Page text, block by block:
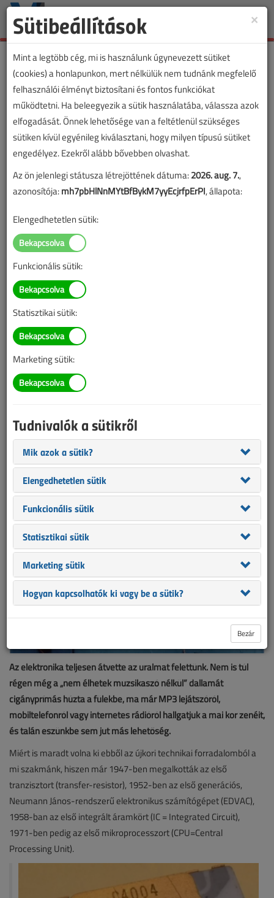
Toggle
Lapszám:
Vezérléstechnika
Mikroelektronika a
villamossági eszközökben I.
2014/5. lapszám| Porempovics József
Figylem! Ez a cikk 12 éve frissült utoljára. A benne szereplő
információk mára aktualitásukat veszíthették, valamint a tartalom
helyenként hiányos lehet (képek, táblázatok stb.).
Az elektronika teljesen átvette az uralmat felettünk. Nem is túl
régen még a „nem élhetek muzsikaszó nélkül” dallamát
cigányprímás húzta a fülekbe, ma már MP3 lejátszóról,
mobiltelefonról vagy internetes rádióról hallgatjuk a mai kor zenéit,
és talán eszünkbe sem jut más lehetőség.
Miért is maradt volna ki ebből az újkori technikai forradalomból a
mi szakmánk, hiszen már 1947-ben megalkották az első
tranzisztort (transfer-resistor), 1952-ben az első generációs,
Neumann János-rendszerű elektronikus számítógépet (EDVAC),
1958-ban az első integrált áramkört (IC = Integrated Circuit),
1971-ben pedig az első mikroprocesszort (CPU=Central
Processing Unit).
×
Sütibeállítások
Mint a legtöbb cég, mi is használunk úgynevezett sütiket
(cookies) a honlapunkon, mert nélkülük nem tudnánk megfelelő
felhasználói élményt biztosítani és fontos funkciókat
működtetni. Ha beleegyezik a sütik használatába, válassza azok
elfogadását. Önnek lehetősége van a feltétlenül szükséges
sütiken kívül egyénileg kiválasztani, hogy milyen típusú sütiket
engedélyez. Ezekről alább bővebben olvashat.
Az ön jelenlegi státusza létrejöttének dátuma:2026. aug. 7.,
azonosítója:mh7pbHlNnMYtBfBykM7yyEcjrfpErPI, állapota:
Elengedhetetlen sütik:
Funkcionális sütik:
Statisztikai sütik:
Marketing sütik:
Tudnivalók a sütikről
Mik azok a sütik?
Elengedhetetlen sütik
Funkcionális sütik
Statisztikai sütik
Marketing sütik
Hogyan kapcsolhatók ki vagy be a sütik?
Bezár